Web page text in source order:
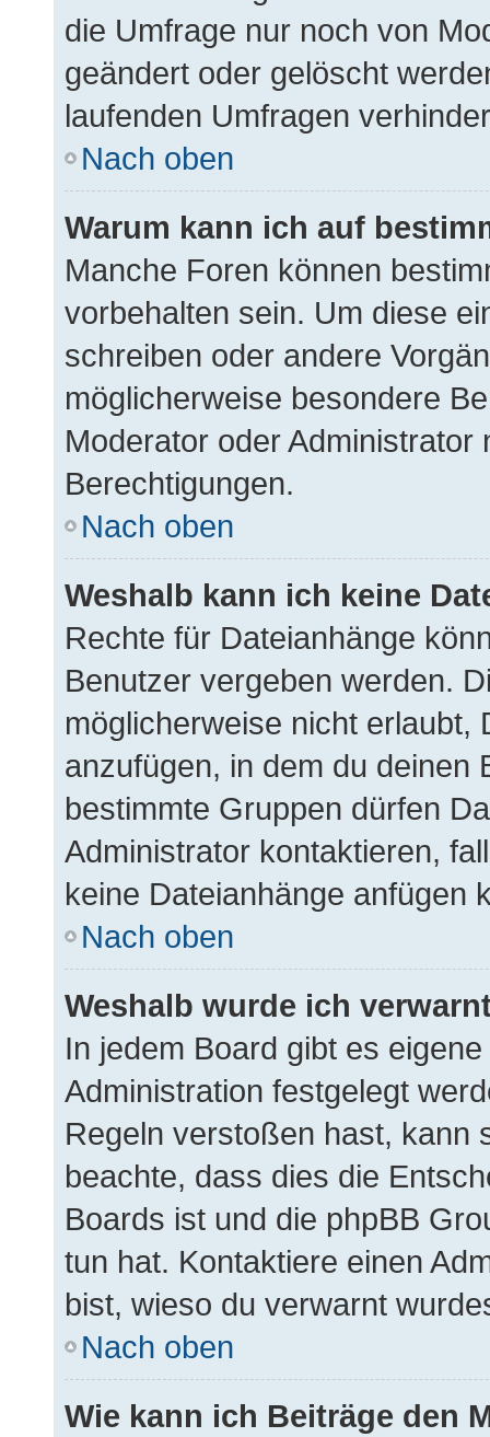
die Umfrage nur noch von
geändert oder gelöscht
laufenden Umfragen
Nach oben
Warum kann ich auf
Manche Foren können
vorbehalten sein. Um diese
schreiben oder andere
möglicherweise besondere
Moderator oder Administrator
Berechtigungen.
Nach oben
Weshalb kann ich keine
Rechte für Dateianhänge
Benutzer vergeben werden.
möglicherweise nicht erlaubt,
anzufügen, in dem du deinen
bestimmte Gruppen dürfen
Administrator kontaktieren,
keine Dateianhänge anfügen
Nach oben
Weshalb wurde ich
In jedem Board gibt es
Administration festgelegt
Regeln verstoßen hast, kann
beachte, dass dies die
Boards ist und die phpBB
tun hat. Kontaktiere einen
bist, wieso du verwarnt
Nach oben
Wie kann ich Beiträge den